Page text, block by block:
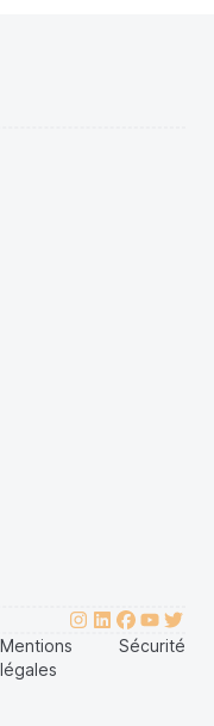
Mentions
légales
Sécurité